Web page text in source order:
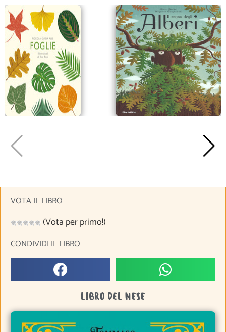
VOTA IL LIBRO
(Vota per primo!)
CONDIVIDI IL LIBRO
LIBRO DEL MESE